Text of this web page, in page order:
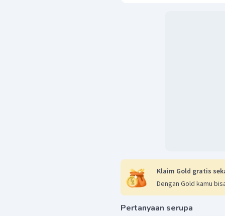
Klaim Gold gratis
Dengan Gold kamu
Pertanyaan serupa